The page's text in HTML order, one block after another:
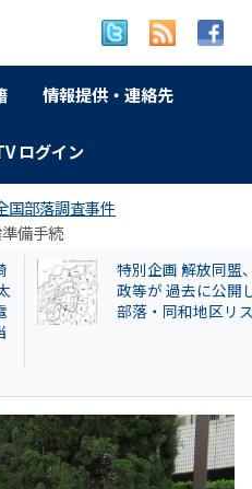
情報提供・連絡先
ログイン
国部落調査事件
備手続
特別企画 解放同盟
政等が 過去に公開
部落・同和地区リ